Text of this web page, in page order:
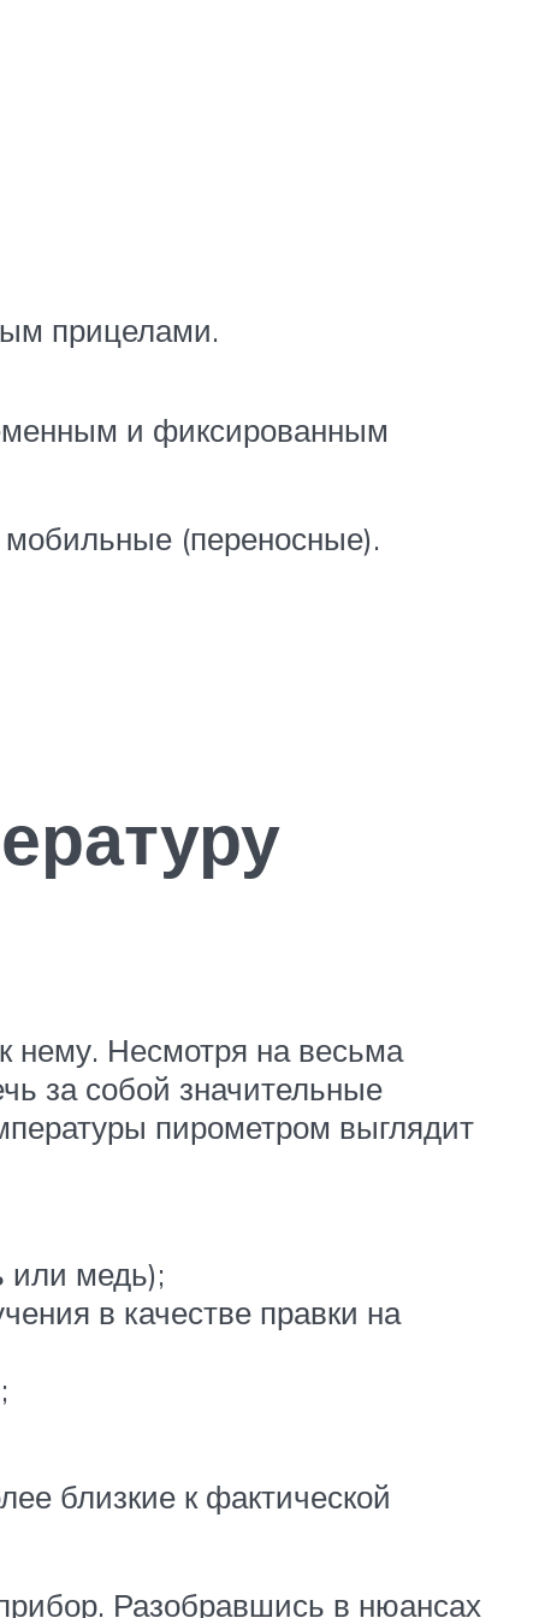
прицелами.
и фиксированным
(переносные).
нему. Несмотря на весьма
за собой значительные
пирометром выглядит
или медь);
в качестве правки на
близкие к фактической
Разобравшись в нюансах